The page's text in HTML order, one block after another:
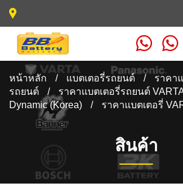
หน้าหลัก / แบตเตอรี่รถยนต์ /
ราคา
รถยนต์
/ ราคาแบตเตอรี่รถยนต์
Dynamic (Korea)
/ ราคาแบตเตอรี่
สินค้า